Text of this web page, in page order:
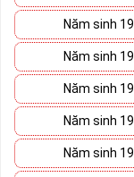
Năm sinh
Năm sinh
Năm sinh
Năm sinh
Năm sinh